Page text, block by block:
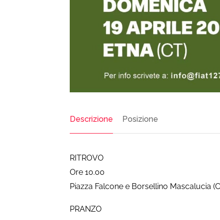
Descrizione Posizione
RITROVO
Ore 10.00
Piazza Falcone e Borsellino Mascalucia
PRANZO